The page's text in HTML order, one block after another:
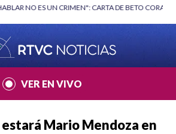
UN CRIMEN": CARTA DE BETO CORAL |
VER EN VIVO
estará Mario Mendoza en